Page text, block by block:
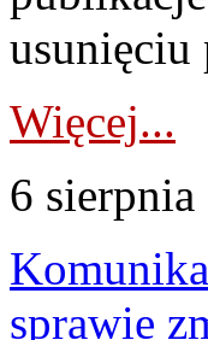
usunięciu
Więcej...
6
sprawie